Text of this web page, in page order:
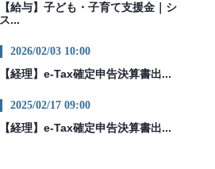
【給与】子ども・子育て支援金｜シ
ス...
2026/02/03 10:00
【経理】e-Tax確定申告決算書出...
2025/02/17 09:00
【経理】e-Tax確定申告決算書出...